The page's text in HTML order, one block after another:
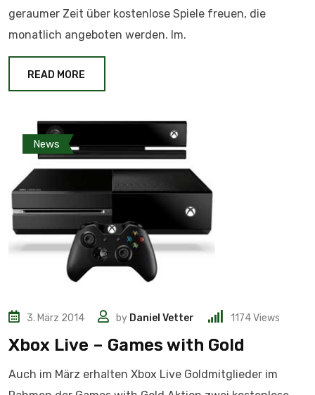
geraumer Zeit über kostenlose Spiele freuen, die
monatlich angeboten werden. Im.
READ MORE
News
3. März 2014 by Daniel Vetter 1174Views
Xbox Live – Games with Gold
Auch im März erhalten Xbox Live Goldmitglieder im